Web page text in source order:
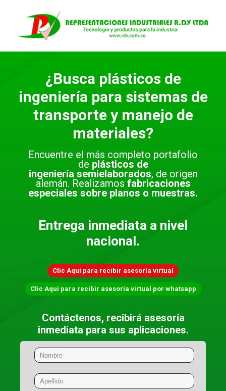
¿Busca plásticos de
ingeniería para sistemas de
transporte y manejo de
materiales?
Encuentre el más completo portafolio
de plásticos de
ingeniería semielaborados, de origen
alemán. Realizamos fabricaciones
especiales sobre planos o muestras.
Entrega inmediata a nivel
nacional.
Clic Aquí para recibir asesoría virtual
Clic Aquí para recibir asesoría virtual por whatsapp
Contáctenos, recibirá asesoría
inmediata para sus aplicaciones.